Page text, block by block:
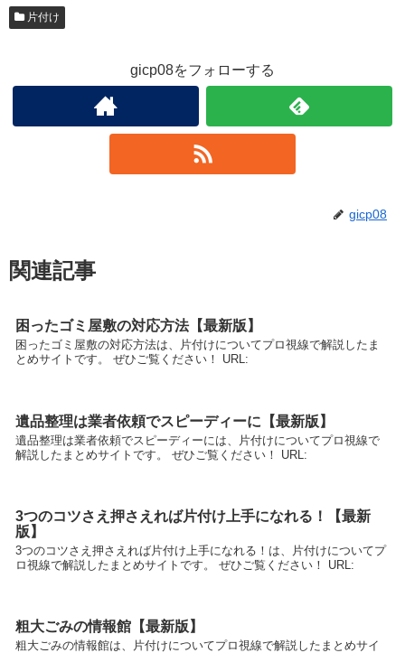
片付け
gicp08をフォローする
gicp08
関連記事
困ったゴミ屋敷の対応方法【最新版】
困ったゴミ屋敷の対応方法は、片付けについてプロ視線で解説したま
とめサイトです。 ぜひご覧ください！ URL:
遺品整理は業者依頼でスピーディーに【最新版】
遺品整理は業者依頼でスピーディーには、片付けについてプロ視線で
解説したまとめサイトです。 ぜひご覧ください！ URL:
3つのコツさえ押さえれば片付け上手になれる！【最新
版】
3つのコツさえ押さえれば片付け上手になれる！は、片付けについてプ
ロ視線で解説したまとめサイトです。 ぜひご覧ください！ URL:
粗大ごみの情報館【最新版】
粗大ごみの情報館は、片付けについてプロ視線で解説したまとめサイ